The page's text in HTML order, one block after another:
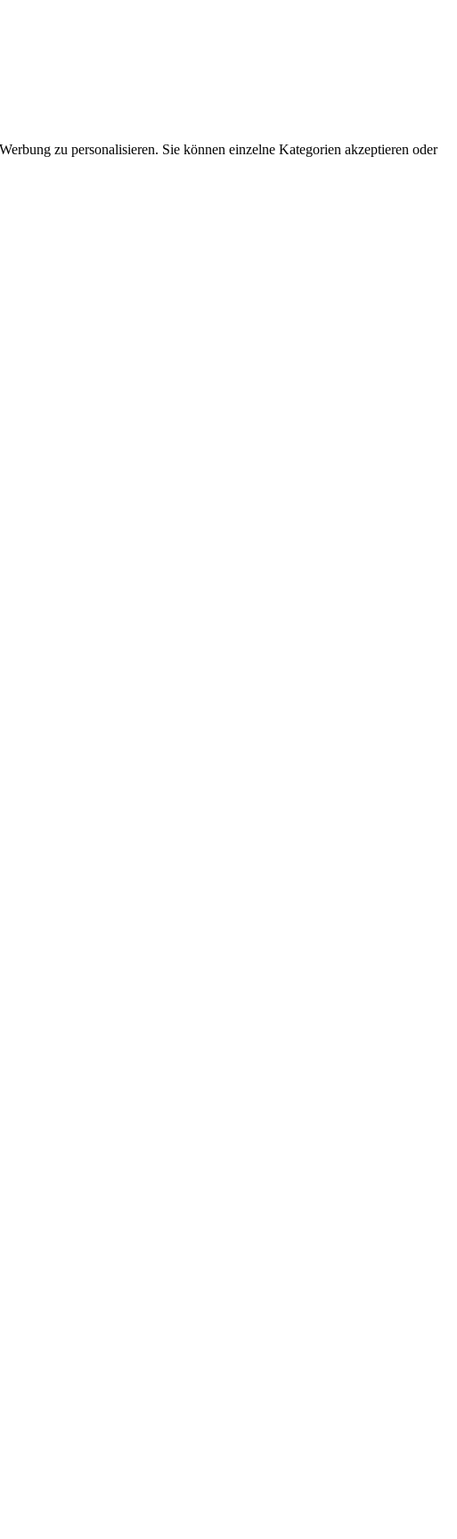
zu personalisieren. Sie können einzelne Kategorien akzeptieren oder